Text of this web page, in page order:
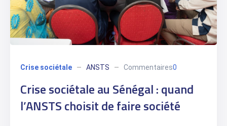
Crise sociétale ANSTS Commentaires0
Crise sociétale au Sénégal : quand
l’ANSTS choisit de faire société